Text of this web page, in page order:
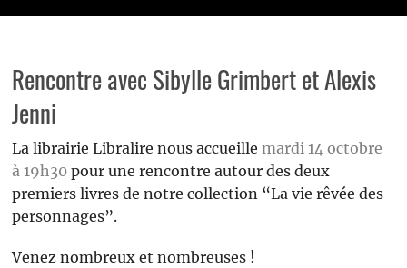
Collection Poche
Rencontre avec Sibylle Grimbert et Alexis
Jenni
La librairie Libralire nous accueille mardi 14 octobre
à 19h30pour une rencontre autour des deux
premiers livres de notre collection “La vie rêvée des
personnages”.
Venez nombreux et nombreuses !